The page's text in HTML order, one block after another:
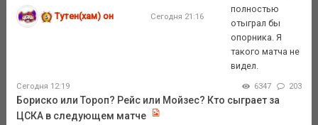
Тутен(хам) он Сегодня 21:16
полностью
отыграл бы
опорника. Я
такого матча не
видел.
Сегодня 12:19 6347 203
Бориско или Тороп? Рейс или Мойзес? Кто сыграет за
ЦСКА в следующем матче